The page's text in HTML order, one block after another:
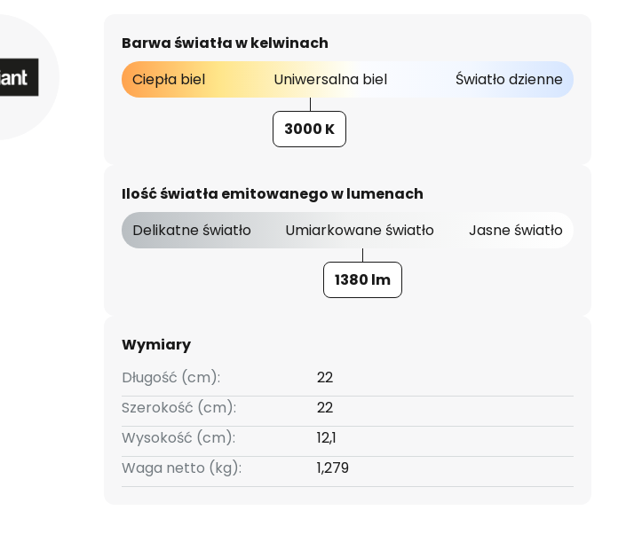
Barwa światła w kelwinach
Ciepła biel
Uniwersalna biel Światło dzienne
3000 K
Ilość światła emitowanego w lumenach
Delikatne światło
Umiarkowane światło Jasne światło
1380 lm
Wymiary
Długość (cm):
22
Szerokość (cm):
22
Wysokość (cm):
12,1
Waga netto (kg):
1,279